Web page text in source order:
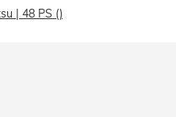
| 48 PS ()